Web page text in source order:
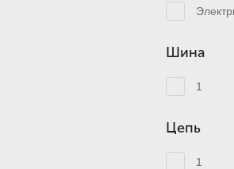
Шина
1
Цепь
1